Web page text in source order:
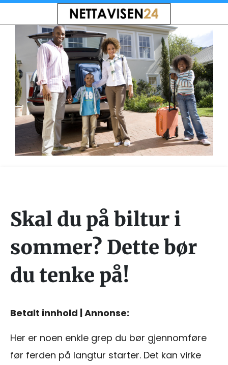
Skal du på biltur i
sommer? Dette bør
du tenke på!
Betalt innhold | Annonse:
Her er noen enkle grep du bør gjennomføre
før ferden på langtur starter. Det kan virke